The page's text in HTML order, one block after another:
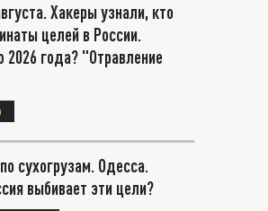
Хакеры узнали, кто
целей в России.
2026 года? "Отравление
сухогрузам. Одесса.
выбивает эти цели?